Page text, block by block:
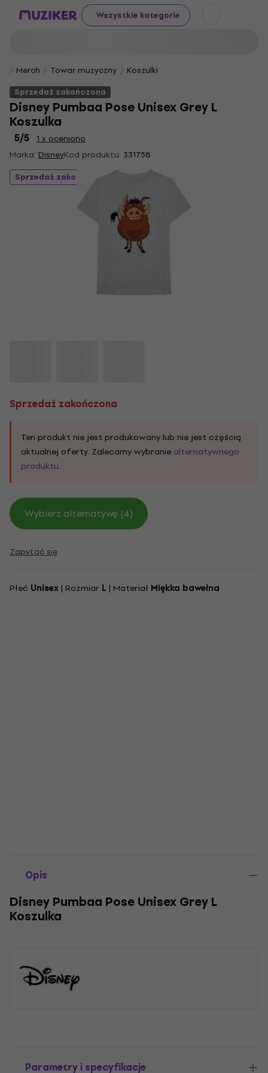
Wszystkie kategorie
Merch Towar muzyczny
Koszulki
Sprzedaż zakończona
Disney Pumbaa Pose Unisex Grey L
Koszulka
5/5
1 x oceniono
Marka: DisneyKod produktu: 331758
Sprzedaż zakończona
Sprzedaż zakończona
Ten produkt nie jest produkowany lub nie jest częścią
aktualnej oferty. Zalecamy wybranie alternatywnego
produktu.
Wybierz alternatywę (4)
Zapytać się
Płeć Unisex | Rozmiar L | Materiał Miękka bawełna
Opis
Disney Pumbaa Pose Unisex Grey L
Koszulka
Parametry i specyfikacje